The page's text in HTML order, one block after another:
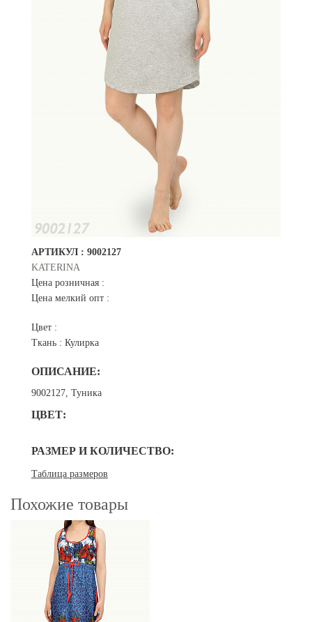
АРТИКУЛ : 9002127
KATERINA
Цена розничная :
Цена мелкий опт :
Цвет :
Ткань : Кулирка
ОПИСАНИЕ:
9002127, Туника
ЦВЕТ:
РАЗМЕР И КОЛИЧЕСТВО:
Таблица размеров
Похожие товары